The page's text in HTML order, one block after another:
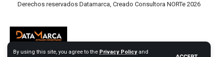
By using this site, you agree to the Privacy Policy and
Derechos reservados Datamarca, Creado Consultora NORTe 2026